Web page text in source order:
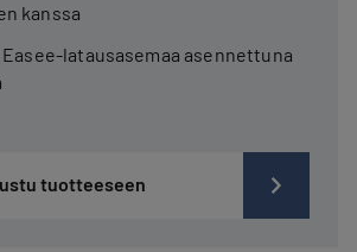
kanssa
latausasemaa asennettuna
tuotteeseen